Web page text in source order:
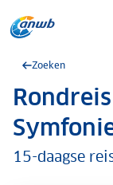
Zoeken
.
15-daagse